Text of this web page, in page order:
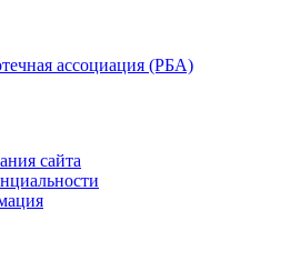
ассоциация (РБА)
сайта